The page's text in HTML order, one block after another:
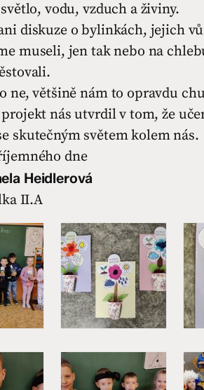
vodu, vzduch a živiny.
diskuze o bylinkách, jejich
museli, jen tak nebo na
ne, většině nám to opravdu
nás utvrdil v tom, že
skutečným světem kolem nás.
dne
Heidlerová
II.A